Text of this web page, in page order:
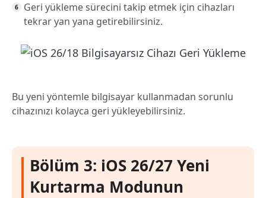
Geri yükleme sürecini takip etmek için cihazları
tekrar yan yana getirebilirsiniz.
Bu yeni yöntemle bilgisayar kullanmadan sorunlu
cihazınızı kolayca geri yükleyebilirsiniz.
Bölüm 3: iOS 26/27 Yeni
Kurtarma Modunun